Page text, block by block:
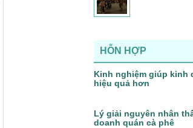
HỖN HỢP
Kinh nghiệm giúp kinh
hiệu quả hơn
Lý giải nguyên nhân
doanh quán cà phê